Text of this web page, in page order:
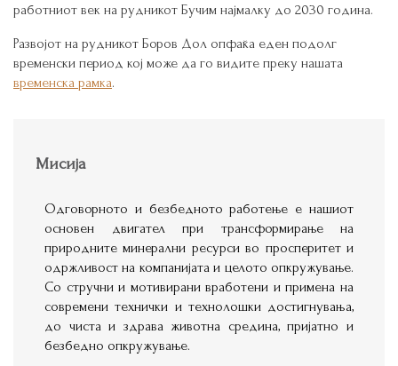
работниот век на рудникот Бучим најмалку до 2030 година.
Развојот на рудникот Боров Дол опфаќа еден подолг
временски период кој може да го видите преку нашата
временска рамка.
Мисија
Oдговорното и безбедното работење е нашиот
основен двигател при трансформирање на
природните минерални ресурси во просперитет и
одржливост на компанијата и целото опкружување.
Со стручни и мотивирани вработени и примена на
современи технички и технолошки достигнувања,
до чиста и здрава животна средина, пријатно и
безбедно опкружување.